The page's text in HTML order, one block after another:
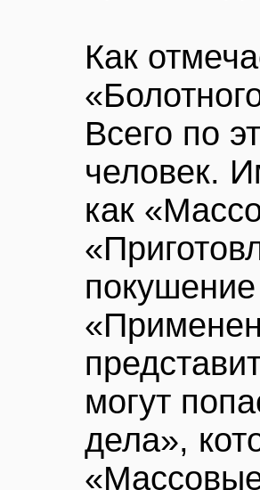
Как
Всего по
человек.
как
могут
дела»,